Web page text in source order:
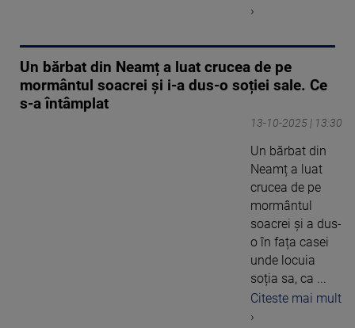
›
Un bărbat din Neamț a luat crucea de pe
mormântul soacrei și i-a dus-o soției sale. Ce
s-a întâmplat
13-10-2025 | 13:30
Un bărbat din
Neamț a luat
crucea de pe
mormântul
soacrei și a dus-
o în fața casei
unde locuia
soția sa, ca ...
Citeste mai mult
›